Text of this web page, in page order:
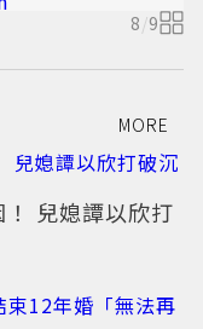
8/9
MORE
兒媳譚以欣打